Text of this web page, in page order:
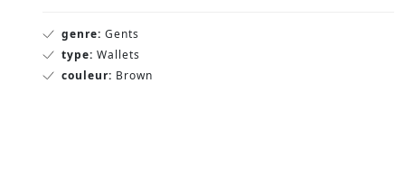
genre: Gents
type: Wallets
couleur: Brown